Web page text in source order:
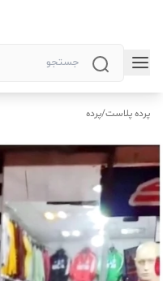
پرده پلاست/پرده